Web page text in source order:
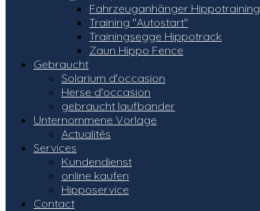
Fahrzeuganhänger Hippotraining
Training "Autostart"
Trainingsegge Hippotrack
Zaun Hippo Fence
Gebraucht
Solarium d'occasion
Herse d'occasion
gebraucht laufbander
Unternommene Vorlage
Actualités
Services
Kundendienst
online kaufen
Hipposervice
Contact